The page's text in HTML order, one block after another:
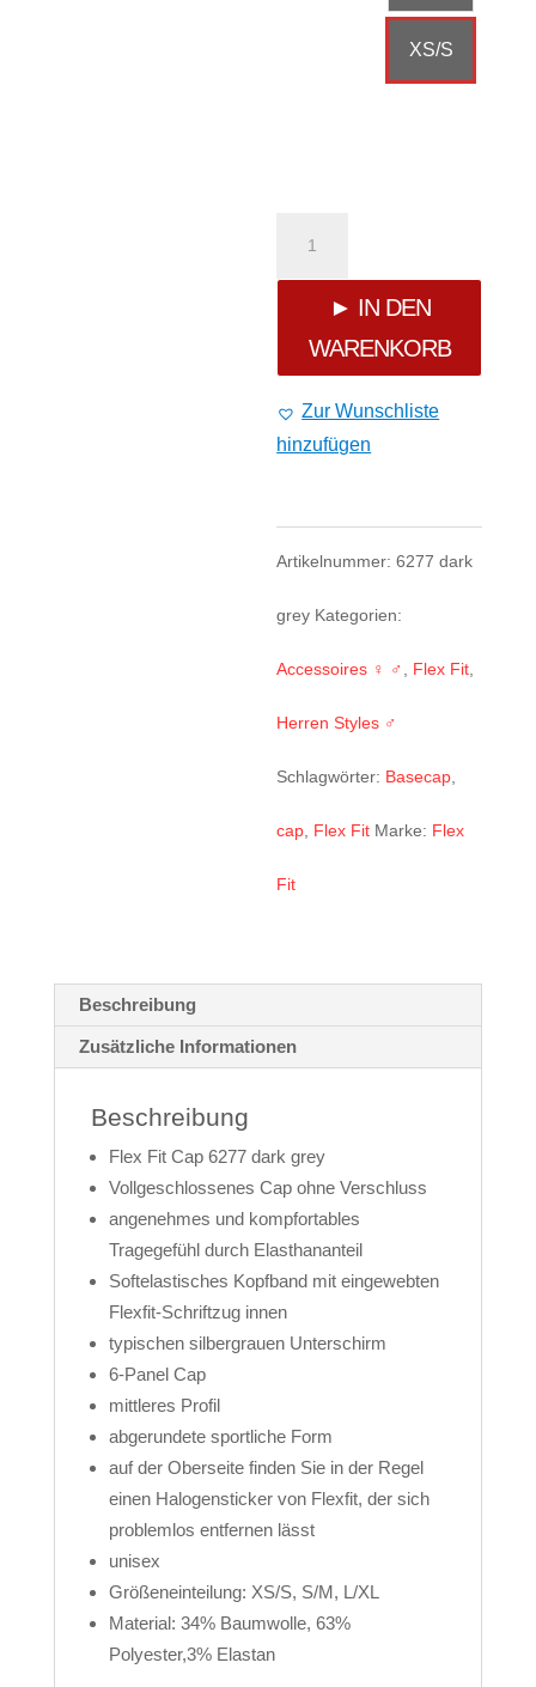
XS/S
Flexfit
Baseball
Cap
6277
grey
Menge
► IN DEN
WARENKORB
Zur Wunschliste
hinzufügen
Artikelnummer:6277 dark
grey Kategorien:
Accessoires ♀ ♂ Flex Fit
Herren Styles ♂
Schlagwörter: Basecap
cap Flex Fit Marke: Flex
Fit
Beschreibung
Zusätzliche Informationen
Beschreibung
Flex Fit Cap 6277 dark grey
Vollgeschlossenes Cap ohne Verschluss
angenehmes und kompfortables
Tragegefühl durch Elasthananteil
Softelastisches Kopfband mit eingewebten
Flexfit-Schriftzug innen
typischen silbergrauen Unterschirm
6-Panel Cap
mittleres Profil
abgerundete sportliche Form
auf der Oberseite finden Sie in der Regel
einen Halogensticker von Flexfit, der sich
problemlos entfernen lässt
unisex
Größeneinteilung: XS/S, S/M, L/XL
Material: 34% Baumwolle, 63%
Polyester,3% Elastan